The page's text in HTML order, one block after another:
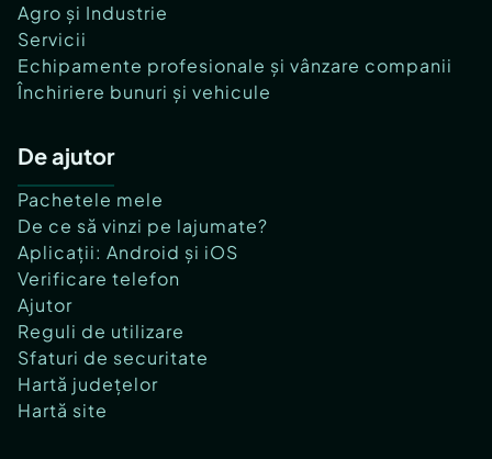
Agro și Industrie
Servicii
Echipamente profesionale și vânzare companii
Închiriere bunuri și vehicule
De ajutor
Pachetele mele
De ce să vinzi pe lajumate?
Aplicații: Android și iOS
Verificare telefon
Ajutor
Reguli de utilizare
Sfaturi de securitate
Hartă județelor
Hartă site